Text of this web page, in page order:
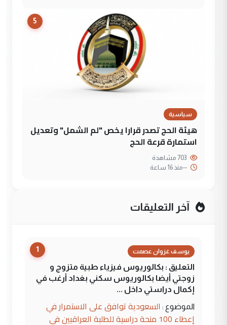
5
سياسية
هيئة الحج تصدر قرارا يخص "لم الشمل" وتعديل
استمارة قرعة الحج
--منذ 16 ساعة
آخر التعليقات
1 يوسف غزوان عصمت
التعليق : بكالوريوس فيزياء طبية متزوج و
زوجتي أيضا بكالوريوس سكني بغداد أرغب في
إكمال دراستي داخل ...
الموضوع : السعودية توافق على الاستمرار في
إعطاء 100 منحة دراسية للطلبة العراقيين في